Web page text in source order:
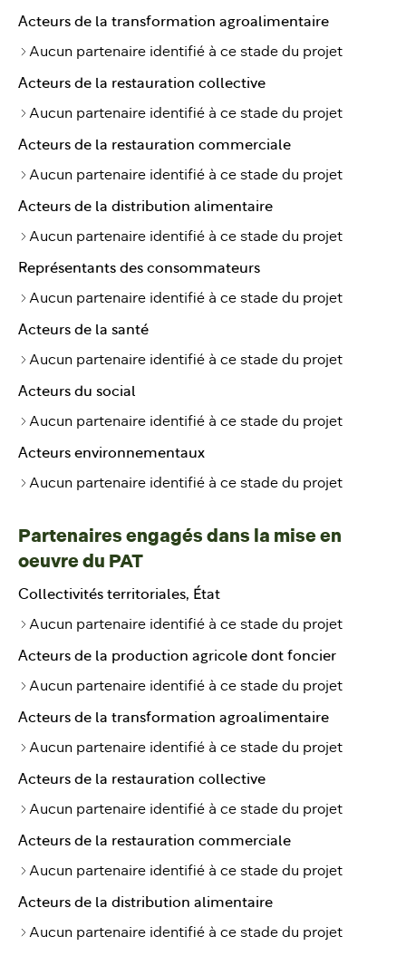
Acteurs de la transformation agroalimentaire
Aucun partenaire identifié à ce stade du projet
Acteurs de la restauration collective
Aucun partenaire identifié à ce stade du projet
Acteurs de la restauration commerciale
Aucun partenaire identifié à ce stade du projet
Acteurs de la distribution alimentaire
Aucun partenaire identifié à ce stade du projet
Représentants des consommateurs
Aucun partenaire identifié à ce stade du projet
Acteurs de la santé
Aucun partenaire identifié à ce stade du projet
Acteurs du social
Aucun partenaire identifié à ce stade du projet
Acteurs environnementaux
Aucun partenaire identifié à ce stade du projet
Partenaires engagés dans la mise en
oeuvre du PAT
Collectivités territoriales, État
Aucun partenaire identifié à ce stade du projet
Acteurs de la production agricole dont foncier
Aucun partenaire identifié à ce stade du projet
Acteurs de la transformation agroalimentaire
Aucun partenaire identifié à ce stade du projet
Acteurs de la restauration collective
Aucun partenaire identifié à ce stade du projet
Acteurs de la restauration commerciale
Aucun partenaire identifié à ce stade du projet
Acteurs de la distribution alimentaire
Aucun partenaire identifié à ce stade du projet